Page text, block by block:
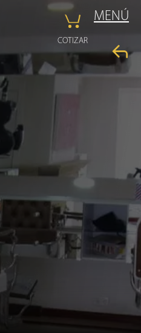
MENÚ
COTIZAR